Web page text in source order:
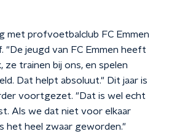
met profvoetbalclub FC Emmen
"De jeugd van FC Emmen heeft
ze trainen bij ons, en spelen
Dat helpt absoluut." Dit jaar is
voortgezet. "Dat is wel echt
Als we dat niet voor elkaar
het heel zwaar geworden."